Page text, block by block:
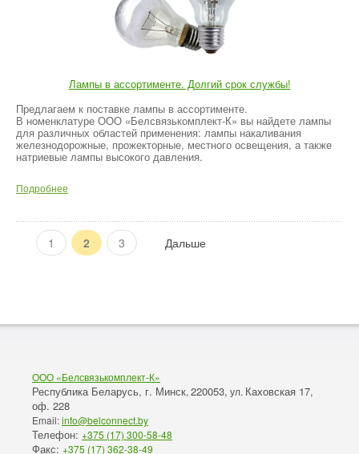
Лампы в ассортименте. Долгий срок службы!
Предлагаем к поставке лампы в ассортименте.
В номенклатуре ООО «Белсвязькомплект-К» вы найдете лампы
для различных областей применения: лампы накаливания
железнодорожные, прожекторные, местного освещения, а также
натриевые лампы высокого давления.
Подробнее
1 2 3 Дальше
ООО «Белсвязькомплект-К»
Республика Беларусь, г. Минск, 220053, ул. Каховская 17,
оф. 228
Email:info@belconnect.by
Телефон: +375 (17) 300-58-48
Факс: +375 (17) 362-38-49